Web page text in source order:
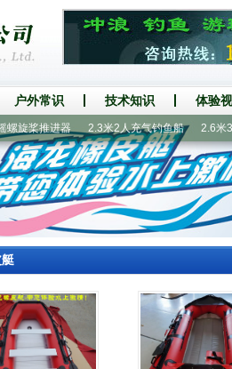
户外常识 技术知识 体验
桨推进器 2.3米2人充气钓鱼船 2.6米3人